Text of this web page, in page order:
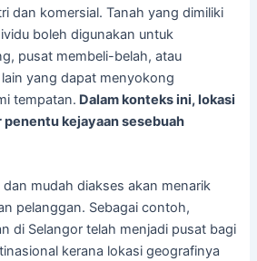
dan komersial. Tanah yang dimiliki
boleh digunakan untuk
pusat membeli-belah, atau
yang dapat menyokong
tempatan. Dalam konteks ini, lokasi
kejayaan sesebuah
mudah diakses akan menarik
pelanggan. Sebagai contoh,
di Selangor telah menjadi pusat bagi
kerana lokasi geografinya